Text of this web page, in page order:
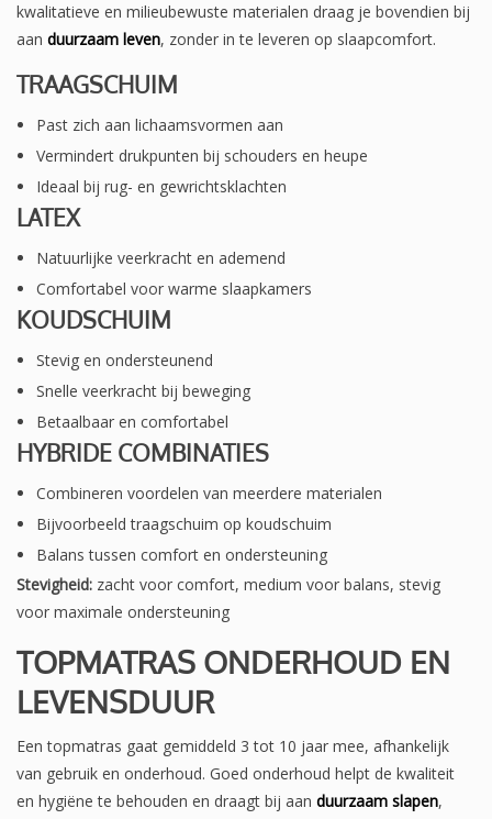
kwalitatieve en milieubewuste materialen draag je bovendien bij
aan duurzaam leven, zonder in te leveren op slaapcomfort.
TRAAGSCHUIM
Past zich aan lichaamsvormen aan
Vermindert drukpunten bij schouders en heupe
Ideaal bij rug- en gewrichtsklachten
LATEX
Natuurlijke veerkracht en ademend
Comfortabel voor warme slaapkamers
KOUDSCHUIM
Stevig en ondersteunend
Snelle veerkracht bij beweging
Betaalbaar en comfortabel
HYBRIDE COMBINATIES
Combineren voordelen van meerdere materialen
Bijvoorbeeld traagschuim op koudschuim
Balans tussen comfort en ondersteuning
Stevigheid: zacht voor comfort, medium voor balans, stevig
voor maximale ondersteuning
TOPMATRAS ONDERHOUD EN
LEVENSDUUR
Een topmatras gaat gemiddeld 3 tot 10 jaar mee, afhankelijk
van gebruik en onderhoud. Goed onderhoud helpt de kwaliteit
en hygiëne te behouden en draagt bij aan duurzaam slapen,